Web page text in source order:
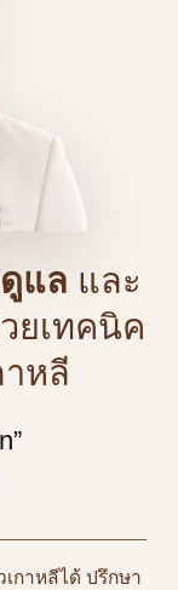
แล และ
ยเทคนิค
หลี
กาหลีได้ ปรึกษา